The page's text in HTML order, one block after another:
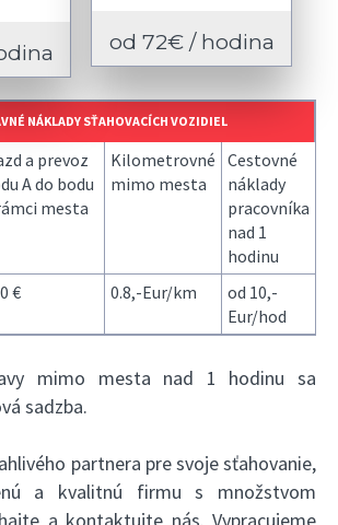
od 72€ / hodina
NÁKLADY SŤAHOVACÍCH VOZIDIEL
a prevoz
A do bodu
mesta
Kilometrovné
mimo mesta
Cestovné
náklady
pracovníka
nad 1
hodinu
€ 0.8,-Eur/km
od 10,-
Eur/hod
mimo mesta nad 1 hodinu sa
sadzba.
partnera pre svoje sťahovanie,
a kvalitnú firmu s množstvom